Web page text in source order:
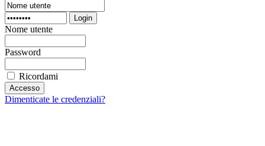
Login
Nome utente
Password
Ricordami
Dimenticate le credenziali?